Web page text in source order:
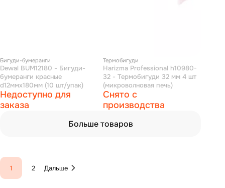
Бигуди-бумеранги
Dewal BUM12180 - Бигуди-
бумеранги красные
d12ммх180мм (10 шт/упак)
Недоступно для
заказа
Термобигуди
Harizma Professional h10980-
32 - Термобигуди 32 мм 4 шт
(микроволновая печь)
Снято с
производства
Больше товаров
1 2 Дальше